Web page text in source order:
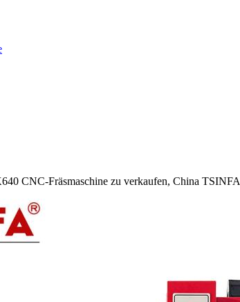
CNC-Fräsmaschine zu verkaufen, China TSINFA